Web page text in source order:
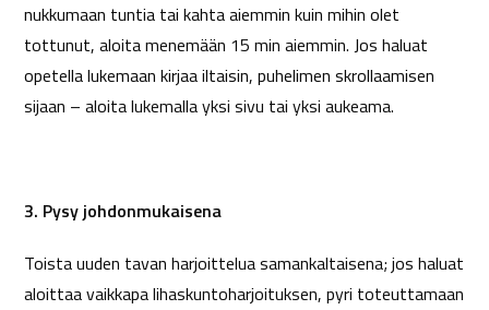
nukkumaan tuntia tai kahta aiemmin kuin mihin olet
tottunut, aloita menemään 15 min aiemmin. Jos haluat
opetella lukemaan kirjaa iltaisin, puhelimen skrollaamisen
sijaan – aloita lukemalla yksi sivu tai yksi aukeama.
3. Pysy johdonmukaisena
Toista uuden tavan harjoittelua samankaltaisena; jos haluat
aloittaa vaikkapa lihaskuntoharjoituksen, pyri toteuttamaan